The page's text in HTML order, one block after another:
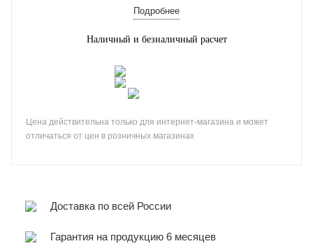
Подробнее
Наличный и безналичный расчет
Цена действительна только для интернет-магазина и может
отличаться от цен в розничных магазинах
Доставка по всей России
Гарантия на продукцию 6 месяцев